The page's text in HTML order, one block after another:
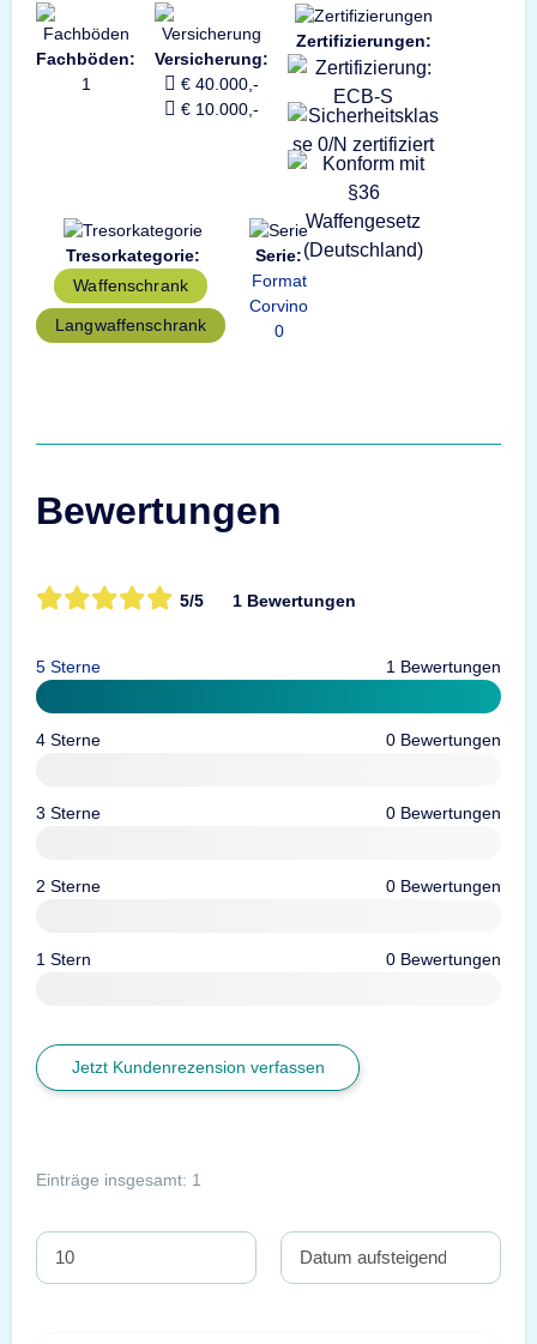
Fachböden:
1
Versicherung:
€ 40.000,-
€ 10.000,-
Zertifizierungen:
Tresorkategorie:
Waffenschrank
Langwaffenschrank
Serie:
Format
Corvino
0
Bewertungen
5/5 1 Bewertungen
5 Sterne 1 Bewertungen
4 Sterne 0 Bewertungen
3 Sterne 0 Bewertungen
2 Sterne 0 Bewertungen
1 Stern 0 Bewertungen
Jetzt Kundenrezension verfassen
Einträge insgesamt: 1